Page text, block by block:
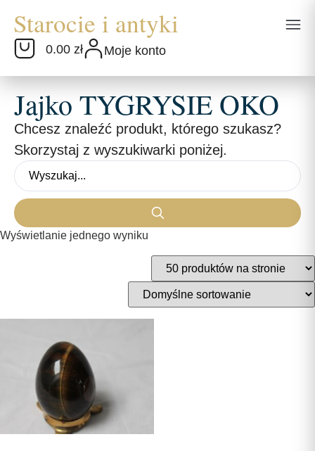
0.00 zł Moje konto
Jajko TYGRYSIE OKO
Chcesz znaleźć produkt, którego szukasz?
Skorzystaj z wyszukiwarki poniżej.
Wyświetlanie jednego wyniku